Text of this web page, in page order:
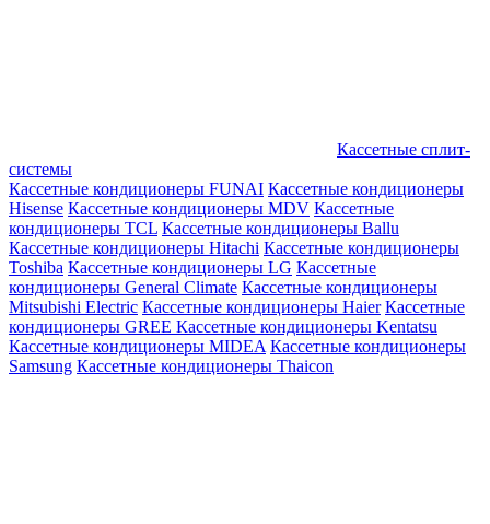
Кассетные сплит-
системы
Кассетные кондиционеры FUNAI Кассетные кондиционеры
Hisense Кассетные кондиционеры MDV Кассетные
кондиционеры TCL Кассетные кондиционеры Ballu
Кассетные кондиционеры Hitachi Кассетные кондиционеры
Toshiba Кассетные кондиционеры LG Кассетные
кондиционеры General Climate Кассетные кондиционеры
Mitsubishi Electric Кассетные кондиционеры Haier Кассетные
кондиционеры GREE Кассетные кондиционеры Kentatsu
Кассетные кондиционеры MIDEA Кассетные кондиционеры
Samsung Кассетные кондиционеры Thaicon